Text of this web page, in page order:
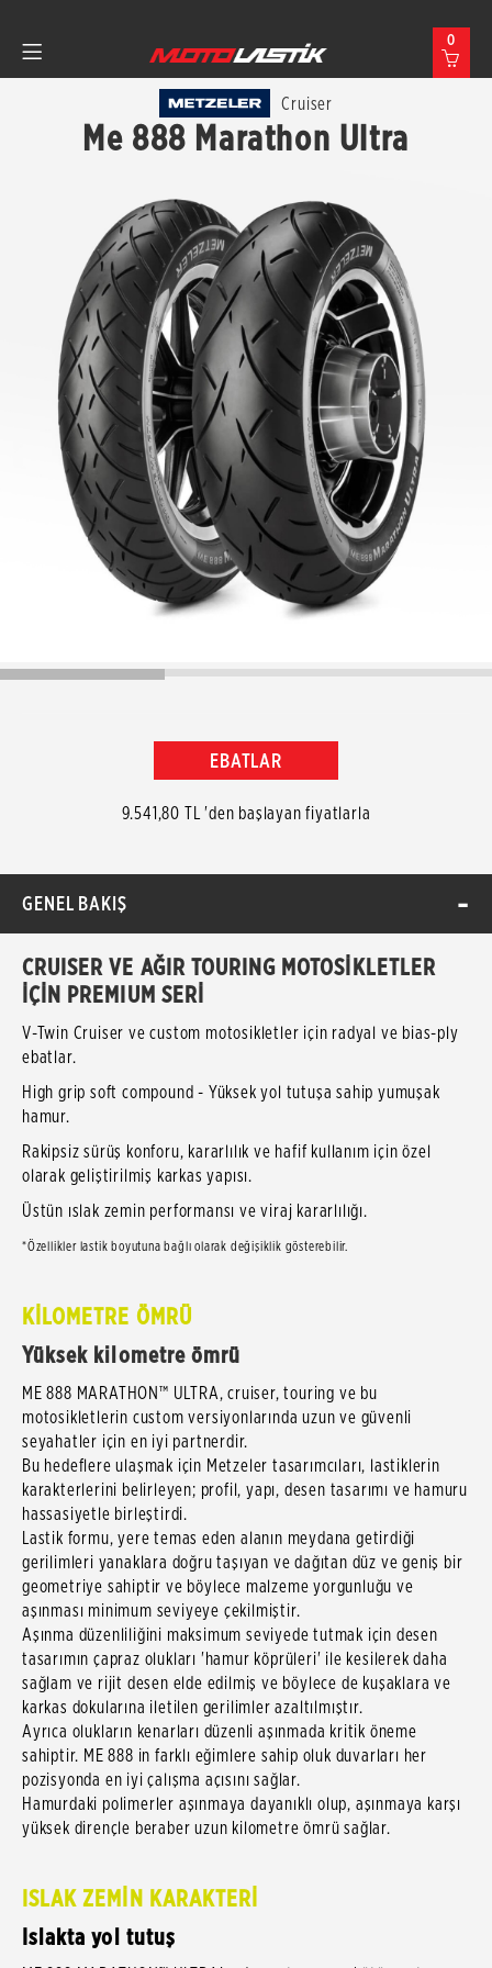
0
Cruiser
Me 888 Marathon Ultra
EBATLAR
9.541,80 TL 'den başlayan fiyatlarla
GENEL BAKIŞ
CRUISER VE AĞIR TOURING MOTOSİKLETLER
İÇİN PREMIUM SERİ
V-Twin Cruiser ve custom motosikletler için radyal ve bias-ply
ebatlar.
High grip soft compound - Yüksek yol tutuşa sahip yumuşak
hamur.
Rakipsiz sürüş konforu, kararlılık ve hafif kullanım için özel
olarak geliştirilmiş karkas yapısı.
Üstün ıslak zemin performansı ve viraj kararlılığı.
*Özellikler lastik boyutuna bağlı olarak değişiklik gösterebilir.
KİLOMETRE ÖMRÜ
Yüksek kilometre ömrü
ME 888 MARATHON™ ULTRA, cruiser, touring ve bu
motosikletlerin custom versiyonlarında uzun ve güvenli
seyahatler için en iyi partnerdir.
Bu hedeflere ulaşmak için Metzeler tasarımcıları, lastiklerin
karakterlerini belirleyen; profil, yapı, desen tasarımı ve hamuru
hassasiyetle birleştirdi.
Lastik formu, yere temas eden alanın meydana getirdiği
gerilimleri yanaklara doğru taşıyan ve dağıtan düz ve geniş bir
geometriye sahiptir ve böylece malzeme yorgunluğu ve
aşınması minimum seviyeye çekilmiştir.
Aşınma düzenliliğini maksimum seviyede tutmak için desen
tasarımın çapraz olukları 'hamur köprüleri' ile kesilerek daha
sağlam ve rijit desen elde edilmiş ve böylece de kuşaklara ve
karkas dokularına iletilen gerilimler azaltılmıştır.
Ayrıca olukların kenarları düzenli aşınmada kritik öneme
sahiptir. ME 888 in farklı eğimlere sahip oluk duvarları her
pozisyonda en iyi çalışma açısını sağlar.
Hamurdaki polimerler aşınmaya dayanıklı olup, aşınmaya karşı
yüksek dirençle beraber uzun kilometre ömrü sağlar.
ISLAK ZEMİN KARAKTERİ
Islakta yol tutuş